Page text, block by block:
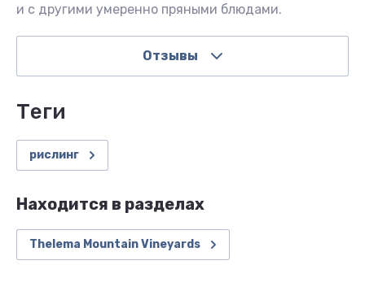
и с другими умеренно пряными блюдами.
Отзывы
теги
рислинг
Находится в разделах
Thelema Mountain Vineyards